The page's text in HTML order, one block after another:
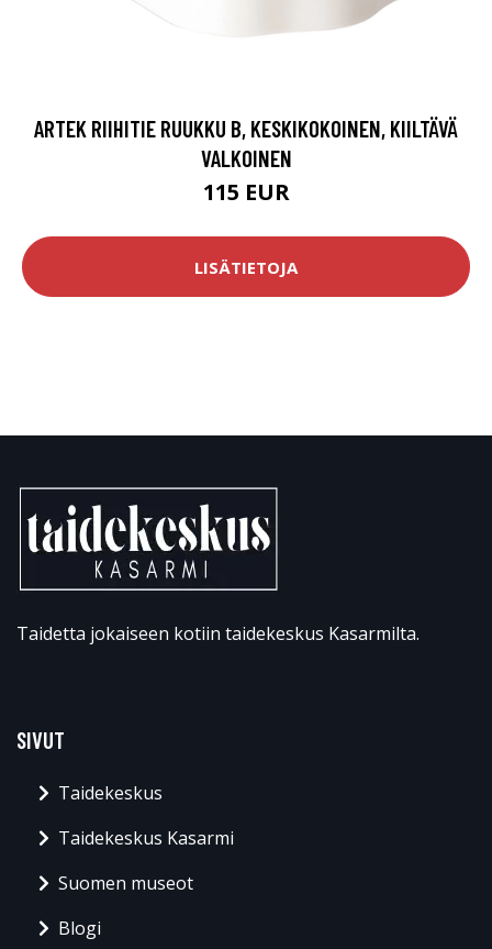
ARTEK RIIHITIE RUUKKU B, KESKIKOKOINEN, KIILTÄVÄ
VALKOINEN
115 EUR
LISÄTIETOJA
Taidetta jokaiseen kotiin taidekeskus Kasarmilta.
SIVUT
Taidekeskus
Taidekeskus Kasarmi
Suomen museot
Blogi